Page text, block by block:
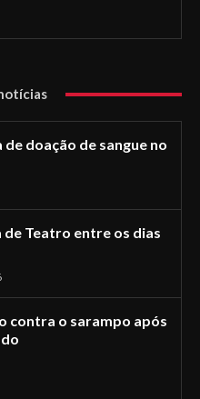
doação de sangue no
Teatro entre os dias
contra o sarampo após